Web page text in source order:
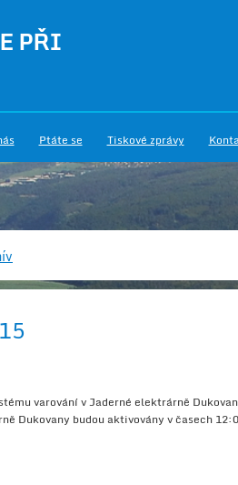
PŘI
Ptáte se Tiskové zprávy
varování v Jaderné elektrárně
Dukovany budou aktivovány v časech